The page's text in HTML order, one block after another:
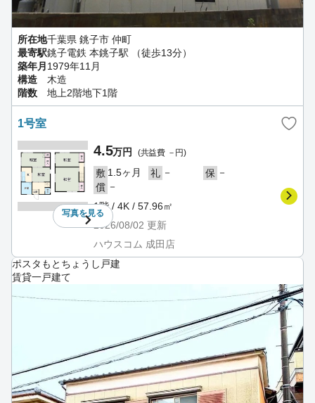
所在地千葉県 銚子市 仲町
最寄駅銚子電鉄 本銚子駅 （徒歩13分）
築年月 1979年11月
構造
木造
階数
地上2階地下1階
1号室
写真を見る
4.5万円 (共益費 －円)
敷 1.5ヶ月 礼 － 保 －
償 －
1階 / 4K / 57.96㎡
2026/08/02 更新
ハウスコム 成田店
ポスタもとちょうし戸建
賃貸一戸建て